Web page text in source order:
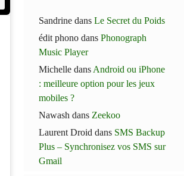
Sandrine dansLe Secret du Poids
édit phono dansPhonograph
Music Player
Michelle dans Android ou iPhone
: meilleure option pour les jeux
mobiles ?
Nawash dans Zeekoo
Laurent Droid dans SMS Backup
Plus – Synchronisez vos SMS sur
Gmail